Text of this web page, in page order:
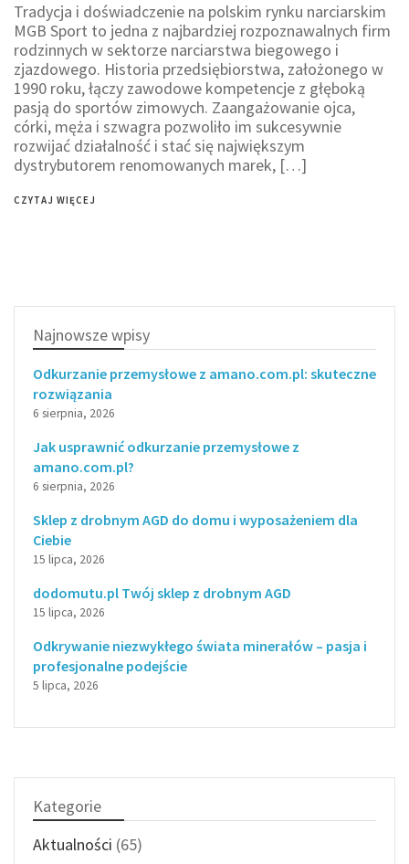
Tradycja i doświadczenie na polskim rynku narciarskim
MGB Sport to jedna z najbardziej rozpoznawalnych firm
rodzinnych w sektorze narciarstwa biegowego i
zjazdowego. Historia przedsiębiorstwa, założonego w
1990 roku, łączy zawodowe kompetencje z głęboką
pasją do sportów zimowych. Zaangażowanie ojca,
córki, męża i szwagra pozwoliło im sukcesywnie
rozwijać działalność i stać się największym
dystrybutorem renomowanych marek, […]
CZYTAJ WIĘCEJ
Najnowsze wpisy
Odkurzanie przemysłowe z amano.com.pl: skuteczne
rozwiązania
6 sierpnia, 2026
Jak usprawnić odkurzanie przemysłowe z
amano.com.pl?
6 sierpnia, 2026
Sklep z drobnym AGD do domu i wyposażeniem dla
Ciebie
15 lipca, 2026
dodomutu.pl Twój sklep z drobnym AGD
15 lipca, 2026
Odkrywanie niezwykłego świata minerałów – pasja i
profesjonalne podejście
5 lipca, 2026
Kategorie
Aktualności (65)